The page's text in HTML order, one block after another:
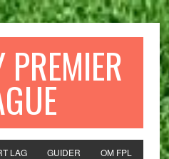
PREMIER
LAG GUIDER OM FPL